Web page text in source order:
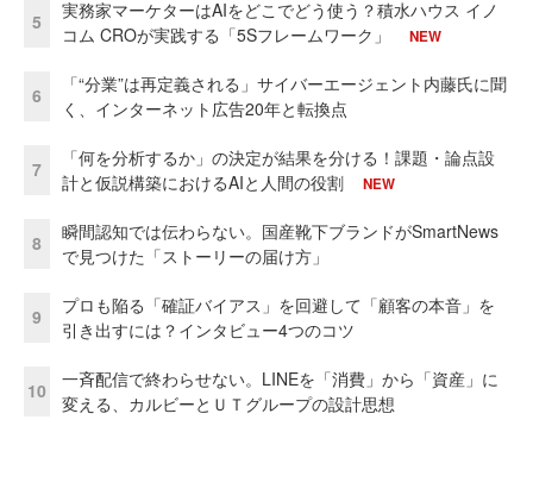
5
実務家マーケターはAIをどこでどう使う？積水ハウス イノ
コム CROが実践する「5Sフレームワーク」
NEW
6
「“分業”は再定義される」サイバーエージェント内藤氏に聞
く、インターネット広告20年と転換点
7
「何を分析するか」の決定が結果を分ける！課題・論点設
計と仮説構築におけるAIと人間の役割
NEW
8
瞬間認知では伝わらない。国産靴下ブランドがSmartNews
で見つけた「ストーリーの届け方」
9
プロも陥る「確証バイアス」を回避して「顧客の本音」を
引き出すには？インタビュー4つのコツ
10
一斉配信で終わらせない。LINEを「消費」から「資産」に
変える、カルビーとＵＴグループの設計思想